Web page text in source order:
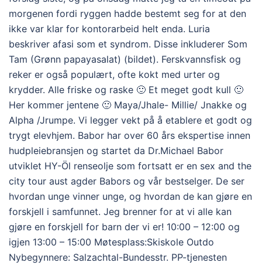
morgenen fordi ryggen hadde bestemt seg for at den
ikke var klar for kontorarbeid helt enda. Luria
beskriver afasi som et syndrom. Disse inkluderer Som
Tam (Grønn papayasalat) (bildet). Ferskvannsfisk og
reker er også populært, ofte kokt med urter og
krydder. Alle friske og raske 🙂 Et meget godt kull 🙂
Her kommer jentene 🙂 Maya/Jhale- Millie/ Jnakke og
Alpha /Jrumpe. Vi legger vekt på å etablere et godt og
trygt elevhjem. Babor har over 60 års ekspertise innen
hudpleiebransjen og startet da Dr.Michael Babor
utviklet HY-Öl renseolje som fortsatt er en sex and the
city tour aust agder Babors og vår bestselger. De ser
hvordan unge vinner unge, og hvordan de kan gjøre en
forskjell i samfunnet. Jeg brenner for at vi alle kan
gjøre en forskjell for barn der vi er! 10:00 – 12:00 og
igjen 13:00 – 15:00 Møtesplass:Skiskole Outdo
Nybegynnere: Salzachtal-Bundesstr. PP-tjenesten